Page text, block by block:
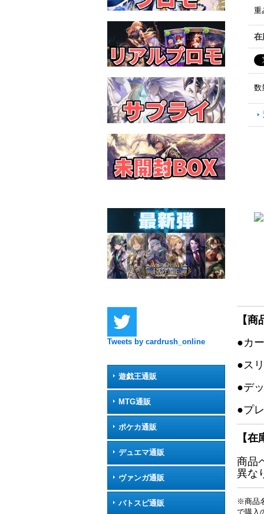
Tweets by cardrush_online
遊戯王通販
MTG通販
ポケカ通販
デュエマ通販
ヴァンガ通販
バトスピ通販
重
在
数
【
●カ
●ス
●デ
●プ
【
商品
異な
※商品
で購入